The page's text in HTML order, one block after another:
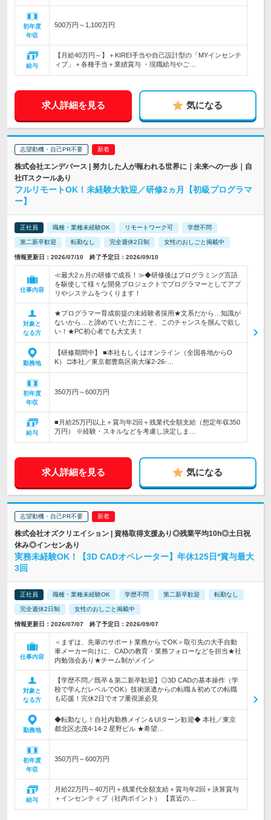
初年度
年収
500万円～1,100万円
給与
【月給40万円～】＋KIREI手当や自己設計型の「MYインセンテ
ィブ」＋各種手当＋業績賞与 ・現職給与やご…
求人詳細を見る 気になる
志望動機・自己PR不要
株式会社エンデバース | 努力した人が報われる世界に｜未来への一歩｜自
社ITスクールあり
フルリモートOK！未経験大歓迎／研修2ヵ月【初級プログラマ
ー】
正社員 職種・業種未経験OK リモートワーク可 学歴不問
第二新卒歓迎 転勤なし 完全週休2日制 女性のおしごと掲載中
情報更新日：2026/07/10 終了予定日：2026/09/10
仕事内容
≪最大2ヵ月の研修で成長！≫◆研修後はプログラミング言語
を駆使して様々な開発プロジェクトでプログラマーとしてアプ
リやシステムをつくります！
対象と
なる方
★プログラマー育成前提の未経験者採用★文系だから…知識が
ないから…と諦めていた方にこそ、このチャンスを掴んで欲し
い！★PC初心者でも大丈夫！
勤務地
【研修期間中】 ■本社もしくはオンライン（全国各地からO
K） □本社／東京都豊島区南大塚2-26-…
初年度
年収
350万円～600万円
給与
■月給25万円以上＋賞与年2回＋残業代全額支給（想定年収350
万円） ※経験・スキルなどを考慮し決定しま…
求人詳細を見る 気になる
志望動機・自己PR不要
株式会社オズクリエイション | 資格取得支援あり◎残業平均10h◎土日祝
休み◎インセンあり
実務未経験OK！【3D CADオペレーター】年休125日*賞与最大
3回
正社員 職種・業種未経験OK 学歴不問 第二新卒歓迎 転勤なし
完全週休2日制 女性のおしごと掲載中
情報更新日：2026/07/07 終了予定日：2026/09/07
仕事内容
＜まずは、先輩のサポート業務からでOK＞取引先の大手自動
車メーカー向けに、CADの教育・業務フォローなどを担当★社
内勉強会あり★チーム制がメイン
対象と
なる方
【学歴不問／既卒＆第二新卒歓迎】◎3D CADの基本操作（学
校で学んだレベルでOK）技術派遣からの転職＆初めての転職
も応援！完休2日でオフ重視派必見
勤務地
◆転勤なし！自社内勤務メイン＆UIターン歓迎◆ 本社／東京
都北区志茂4-14-2 星野ビル ★希望…
初年度
年収
350万円～600万円
給与
月給22万円～40万円＋残業代全額支給＋賞与年2回＋決算賞与
＋インセンティブ（社内ポイント） 【直近の…